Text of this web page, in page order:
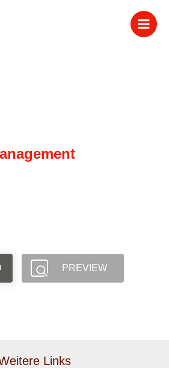
PREVIEW
Links